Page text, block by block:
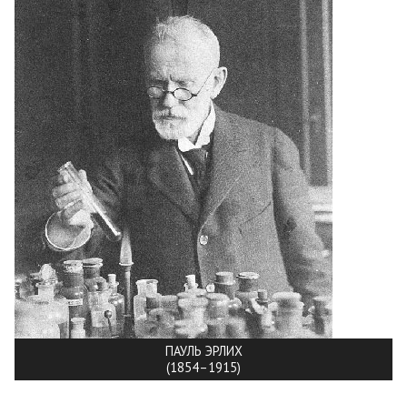
ПАУЛЬ ЭРЛИХ
(1854–1915)